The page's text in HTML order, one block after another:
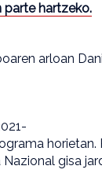
parte hartzeko.
arloan
gisa